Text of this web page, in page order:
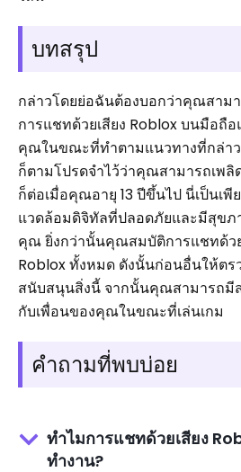
บทสรุป
กล่าวโดยย่อฉันต้องบอกว่าคุณสาม
การแชทด้วยเสียง Roblox บนมือถื
คุณในขณะที่ทำตามแนวทางที่กล่าว
ก็ตามโปรดจำไว้ว่าคุณสามารถเพ
ก็ต่อเมื่อคุณอายุ 13 ปีขึ้นไป นี่เป็นเพี
แวดล้อมดิจิทัลที่ปลอดภัยและมีสุขภ
คุณ ยิ่งกว่านั้นคุณสมบัติการแชทด้วย
Roblox ทั้งหมด ดังนั้นก่อนอื่นให้ตร
สนับสนุนสิ่งนี้ จากนั้นคุณสามารถมี
กับเพื่อนของคุณในขณะที่เล่นเกม
คำถามที่พบบ่อย
ทำไมการแชทด้วยเสียง
ทำงาน?